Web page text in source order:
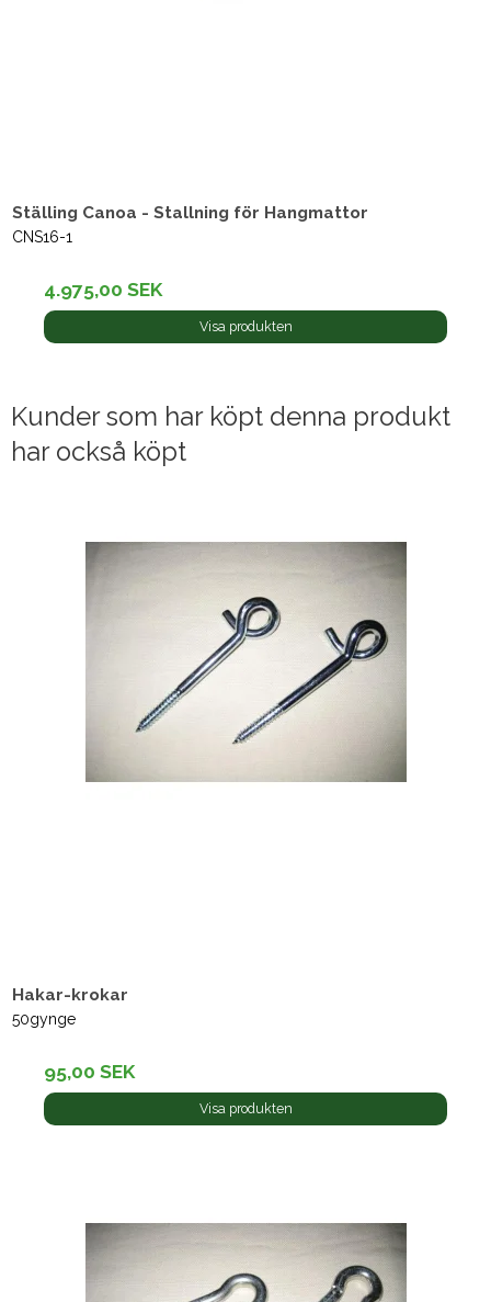
Ställing Canoa - Stallning för Hangmattor
CNS16-1
4.975,00 SEK
Visa produkten
Kunder som har köpt denna produkt
har också köpt
Hakar-krokar
50gynge
95,00 SEK
Visa produkten